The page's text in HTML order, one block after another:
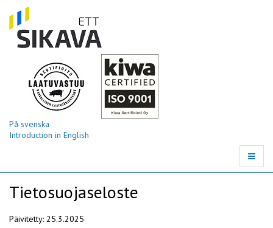
På svenska
Introduction in English
Tietosuojaseloste
Päivitetty: 25.3.2025